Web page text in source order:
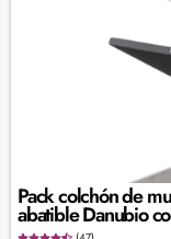
Pack colchón de
abatible Danubio